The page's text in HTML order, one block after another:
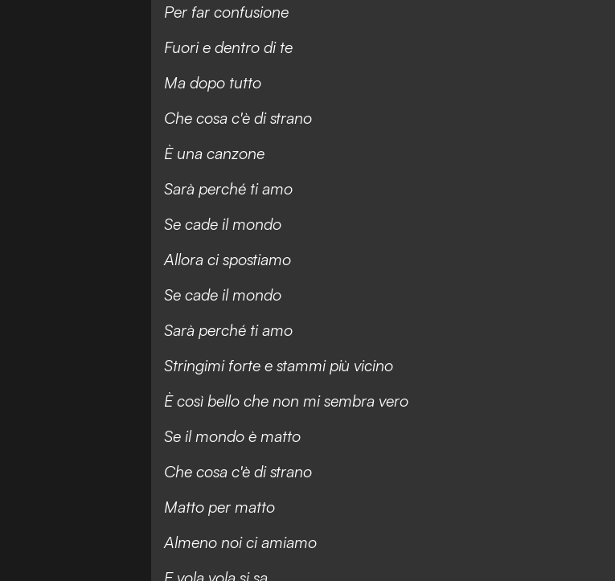
Per far confusione
Fuori e dentro di te
Ma dopo tutto
Che cosa c'è di strano
È una canzone
Sarà perché ti amo
Se cade il mondo
Allora ci spostiamo
Se cade il mondo
Sarà perché ti amo
Stringimi forte e stammi più vicino
È così bello che non mi sembra vero
Se il mondo è matto
Che cosa c'è di strano
Matto per matto
Almeno noi ci amiamo